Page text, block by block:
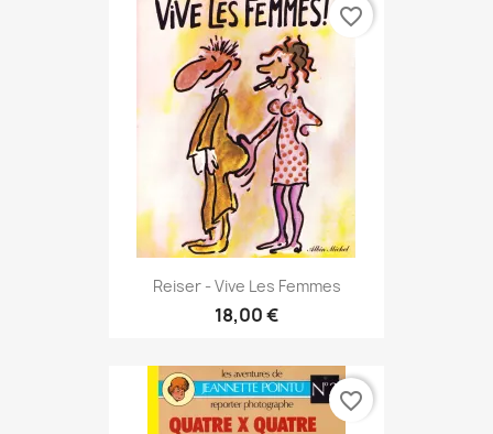
Reiser - Vive Les Femmes
18,00 €
favorite_border
favorite_border